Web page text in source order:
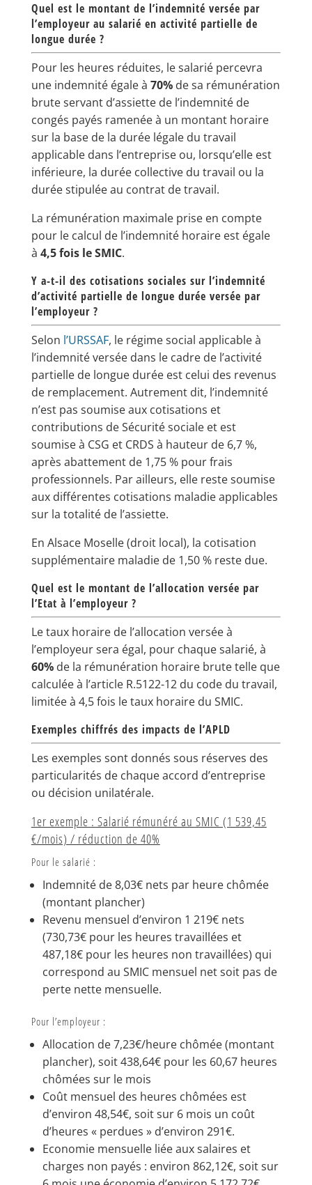
Quel est le montant de l’indemnité versée par
l’employeur au salarié en activité partielle de
longue durée ?
Pour les heures réduites, le salarié percevra
une indemnité égale à 70%de sa rémunération
brute servant d’assiette de l’indemnité de
congés payés ramenée à un montant horaire
sur la base de la durée légale du travail
applicable dans l’entreprise ou, lorsqu’elle est
inférieure, la durée collective du travail ou la
durée stipulée au contrat de travail.
La rémunération maximale prise en compte
pour le calcul de l’indemnité horaire est égale
à 4,5 fois le SMIC.
Y a-t-il des cotisations sociales sur l’indemnité
d’activité partielle de longue durée versée par
l’employeur ?
Selon l’URSSAF, le régime social applicable à
l’indemnité versée dans le cadre de l’activité
partielle de longue durée est celui des revenus
de remplacement. Autrement dit, l’indemnité
n’est pas soumise aux cotisations et
contributions de Sécurité sociale et est
soumise à CSG et CRDS à hauteur de 6,7 %,
après abattement de 1,75 % pour frais
professionnels. Par ailleurs, elle reste soumise
aux différentes cotisations maladie applicables
sur la totalité de l’assiette.
En Alsace Moselle (droit local), la cotisation
supplémentaire maladie de 1,50 % reste due.
Quel est le montant de l’allocation versée par
l’Etat à l’employeur ?
Le taux horaire de l’allocation versée à
l’employeur sera égal, pour chaque salarié, à
60%de la rémunération horaire brute telle que
calculée à l’article R.5122-12 du code du travail,
limitée à 4,5 fois le taux horaire du SMIC.
Exemples chiffrés des impacts de l’APLD
Les exemples sont donnés sous réserves des
particularités de chaque accord d’entreprise
ou décision unilatérale.
1er exemple : Salarié rémunéré au SMIC (1 539,45
€/mois) / réduction de 40%
Pour le salarié :
Indemnité de 8,03€ nets par heure chômée
(montant plancher)
Revenu mensuel d’environ 1 219€ nets
(730,73€ pour les heures travaillées et
487,18€ pour les heures non travaillées) qui
correspond au SMIC mensuel net soit pas de
perte nette mensuelle.
Pour l’employeur :
Allocation de 7,23€/heure chômée (montant
plancher), soit 438,64€ pour les 60,67 heures
chômées sur le mois
Coût mensuel des heures chômées est
d’environ 48,54€, soit sur 6 mois un coût
d’heures « perdues » d’environ 291€.
Economie mensuelle liée aux salaires et
charges non payés : environ 862,12€, soit sur